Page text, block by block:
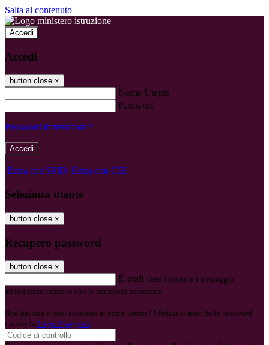
Salta al contenuto
Accedi
Accedi
button close ×
Nome Utente
Password
Password dimenticata?
-
Entra con SPID Entra con CIE
Seleziona utente
button close ×
Recupero password
button close ×
E-mail Verrà inviato un messaggio
all'indirizzo indicato con le istruzioni necessarie.
Non hai una e-mail associata al nome utente? Effettua il reset della password
tramite la Login Spaggiari